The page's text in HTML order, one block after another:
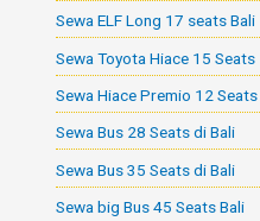
Sewa ELF Long 17 seats Bali
Sewa Toyota Hiace 15 Seats
Sewa Hiace Premio 12 Seats
Sewa Bus 28 Seats di Bali
Sewa Bus 35 Seats di Bali
Sewa big Bus 45 Seats Bali